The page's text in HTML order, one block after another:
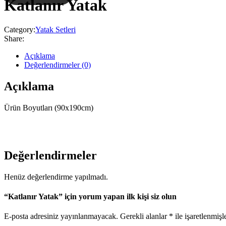
Katlanır Yatak
Category:Yatak Setleri
Share:
Açıklama
Değerlendirmeler (0)
Açıklama
Ürün Boyutları (90x190cm)
Değerlendirmeler
Henüz değerlendirme yapılmadı.
“Katlanır Yatak” için yorum yapan ilk kişi siz olun
E-posta adresiniz yayınlanmayacak. Gerekli alanlar * ile